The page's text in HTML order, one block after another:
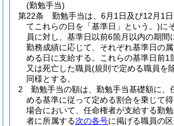
(勤勉手当)
第22条
勤勉手当は、6月1日及び12月1日
てこれらの日を「基準日」という。)に
員に対し、基準日以前6箇月以内の期間
勤務成績に応じて、それぞれ基準日の
める日に支給する。
これらの基準日前1
又は死亡した職員(規則で定める職員を
同様とする。
2
勤勉手当の額は、勤勉手当基礎額に、
める基準に従って定める割合を乗じて得
場合において、任命権者が支給する勤
者に所属する次の各号に掲げる職員の